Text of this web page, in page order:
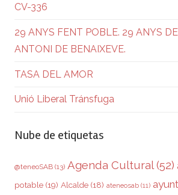
CV-336
29 ANYS FENT POBLE. 29 ANYS
ANTONI DE BENAIXEVE.
TASA DEL AMOR
Unió Liberal Tránsfuga
Nube de etiquetas
@teneoSAB (13) Agenda Cultural(52)
potable (19) Alcalde (18) ateneosab (11)